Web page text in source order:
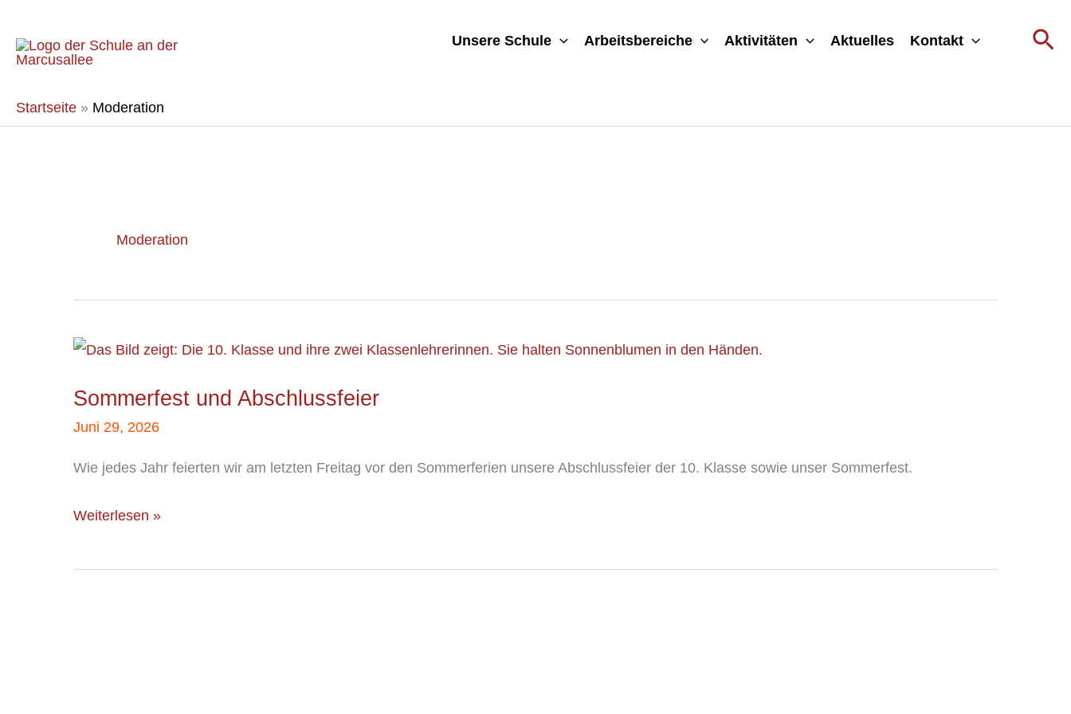
Inhalt
Unsere Schule Arbeitsbereiche Aktivitäten Aktuelles Kontakt
Startseite » Moderation
Moderation
Sommerfest und Abschlussfeier
Juni 29, 2026
Wie jedes Jahr feierten wir am letzten Freitag vor den Sommerferien unsere Abschlussfeier der 10. Klasse sowie unser Sommerfest.
Sommerfest
Abschlussfeier
Weiterlesen »